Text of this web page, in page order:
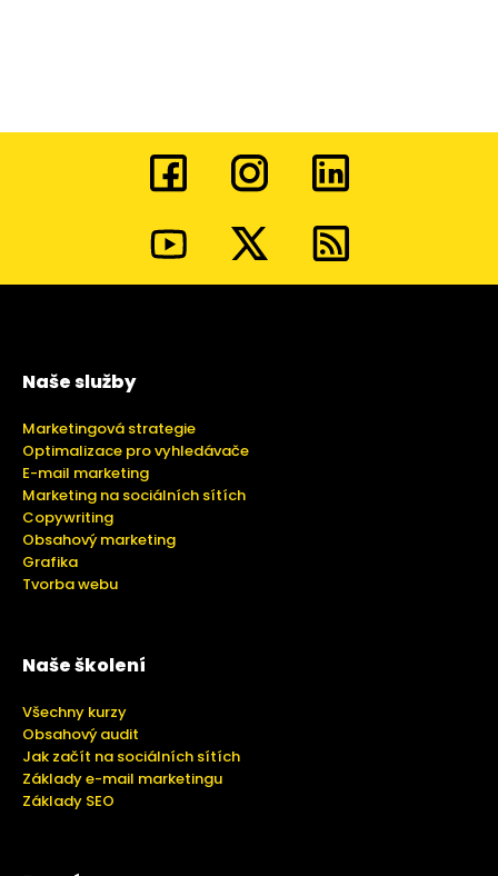
Naše služby
Marketingová strategie
Optimalizace pro vyhledávače
E-mail marketing
Marketing na sociálních sítích
Copywriting
Obsahový marketing
Grafika
Tvorba webu
Naše školení
Všechny kurzy
Obsahový audit
Jak začít na sociálních sítích
Základy e-mail marketingu
Základy SEO